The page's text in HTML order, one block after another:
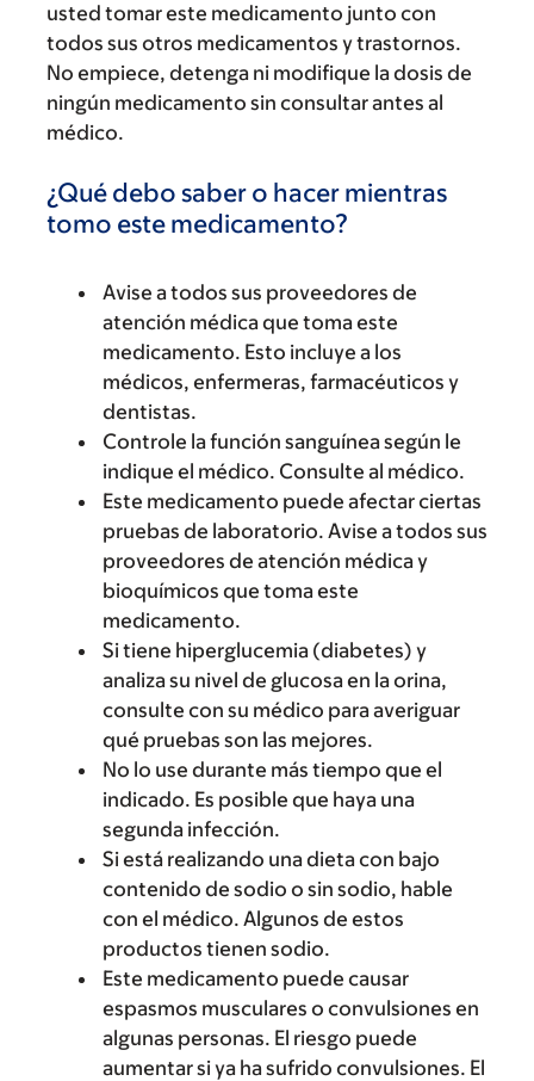
usted tomar este medicamento junto con
todos sus otros medicamentos y trastornos.
No empiece, detenga ni modifique la dosis de
ningún medicamento sin consultar antes al
médico.
¿Qué debo saber o hacer mientras
tomo este medicamento?
Avise a todos sus proveedores de
atención médica que toma este
medicamento. Esto incluye a los
médicos, enfermeras, farmacéuticos y
dentistas.
Controle la función sanguínea según le
indique el médico. Consulte al médico.
Este medicamento puede afectar ciertas
pruebas de laboratorio. Avise a todos sus
proveedores de atención médica y
bioquímicos que toma este
medicamento.
Si tiene hiperglucemia (diabetes) y
analiza su nivel de glucosa en la orina,
consulte con su médico para averiguar
qué pruebas son las mejores.
No lo use durante más tiempo que el
indicado. Es posible que haya una
segunda infección.
Si está realizando una dieta con bajo
contenido de sodio o sin sodio, hable
con el médico. Algunos de estos
productos tienen sodio.
Este medicamento puede causar
espasmos musculares o convulsiones en
algunas personas. El riesgo puede
aumentar si ya ha sufrido convulsiones. El